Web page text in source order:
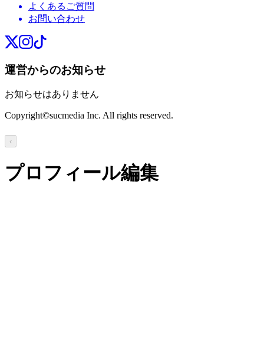
よくあるご質問
お問い合わせ
運営からのお知らせ
お知らせはありません
Copyright©sucmedia Inc. All rights reserved.
‹
プロフィール編集